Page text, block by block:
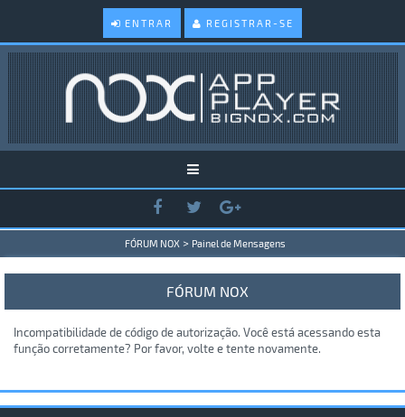
ENTRAR REGISTRAR-SE
FÓRUM NOX > Painel de Mensagens
FÓRUM NOX
Incompatibilidade de código de autorização. Você está acessando esta
função corretamente? Por favor, volte e tente novamente.